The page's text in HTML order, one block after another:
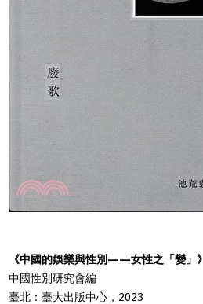
《中國的娛樂與性別——女性之「變」》
中國性別研究會編
臺北：臺大出版中心，2023